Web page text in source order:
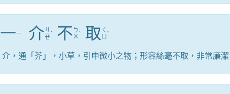
一ㄧ 介 ㄐ
ㄧ
ㄝ
ˋ 不 ㄅ
ㄨ ˋ 取 ㄑ
ˇ
介，通「芥」，小草，引申微小之物；形容絲毫不取，非常廉